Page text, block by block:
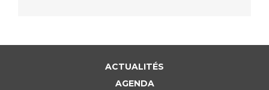
ACTUALITÉS
AGENDA